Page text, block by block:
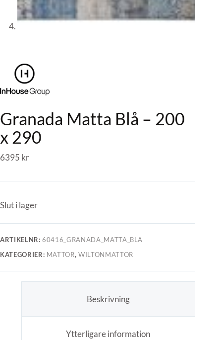
Granada Matta Blå – 200
x 290
6395 kr
Slut i lager
ARTIKELNR:60416_GRANADA_MATTA_BLA
KATEGORIER: MATTOR,WILTONMATTOR
Beskrivning
Ytterligare information